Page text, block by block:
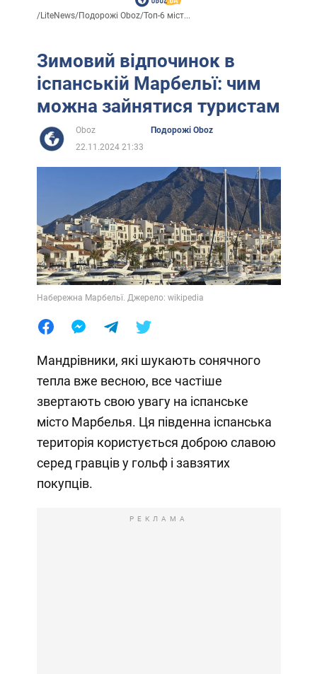
/LiteNews/Подорожі Oboz/Топ-6 міст...
Зимовий відпочинок в
іспанській Марбельї: чим
можна зайнятися туристам
Oboz
Подорожі Oboz
22.11.2024 21:33
Набережна Марбельї. Джерело: wikipedia
Мандрівники, які шукають сонячного
тепла вже весною, все частіше
звертають свою увагу на іспанське
місто Марбелья. Ця південна іспанська
територія користується доброю славою
серед гравців у гольф і завзятих
покупців.
РЕКЛАМА